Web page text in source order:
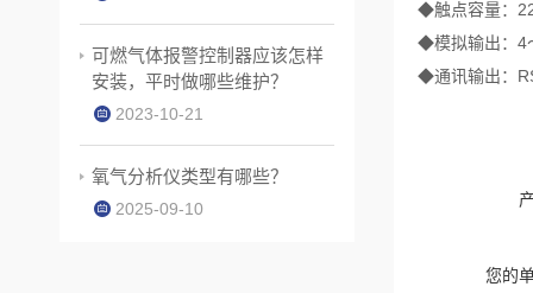
◆触点容量：
◆模拟输出：4
◆通讯输出：
您的
可燃气体报警控制器应该怎样
安装，平时做哪些维护？
2023-10-21
氧气分析仪类型有哪些？
2025-09-10